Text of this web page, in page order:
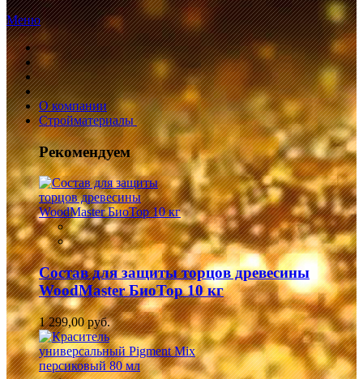
Меню
О компании
Стройматериалы
Рекомендуем
Состав для защиты торцов древесины
WoodMaster БиоТор 10 кг
1 299,00 руб.